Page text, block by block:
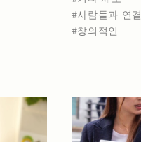
사람들과 연결
창의적인